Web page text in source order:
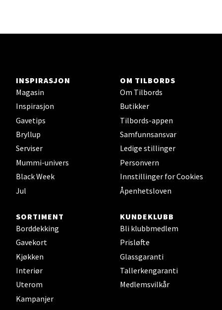
INSPIRASJON
Magasin
Inspirasjon
Gavetips
Bryllup
Serviser
Mummi-univers
Black Week
Jul
OM TILBORDS
Om Tilbords
Butikker
Tilbords-appen
Samfunnsansvar
Ledige stillinger
Personvern
Innstillinger for Cookies
Åpenhetsloven
SORTIMENT
Borddekking
Gavekort
Kjøkken
Interiør
Uterom
Kampanjer
KUNDEKLUBB
Bli klubbmedlem
Prisløfte
Glassgaranti
Tallerkengaranti
Medlemsvilkår
Bergen - Horisont
Myrdalsvegen 2, 5130 Nyborg
Åpent i dag 10-21
Sandefjord - Hvaltorvet
Torget 7, 3210 Sandefjord
Åpent i dag 10-20
Velg